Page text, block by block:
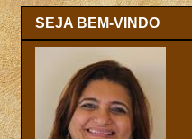
SEJA BEM-VINDO